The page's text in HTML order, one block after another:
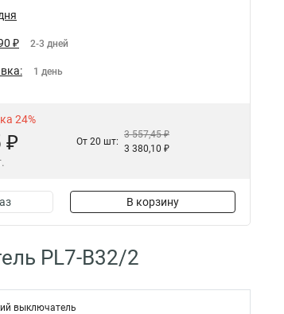
₽ 2-3 дней
1 день
24%
₽ От 20 шт:
3 557,45 ₽
3 380,10 ₽
В корзину
PL7-B32/2
выключатель